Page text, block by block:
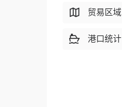
贸易区域
港口统计